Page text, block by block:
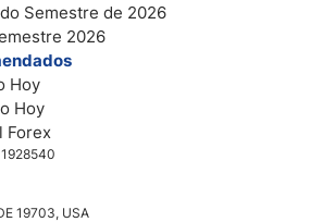
19703, USA
Semestre de 2026
2026
Hoy
Hoy
Forex